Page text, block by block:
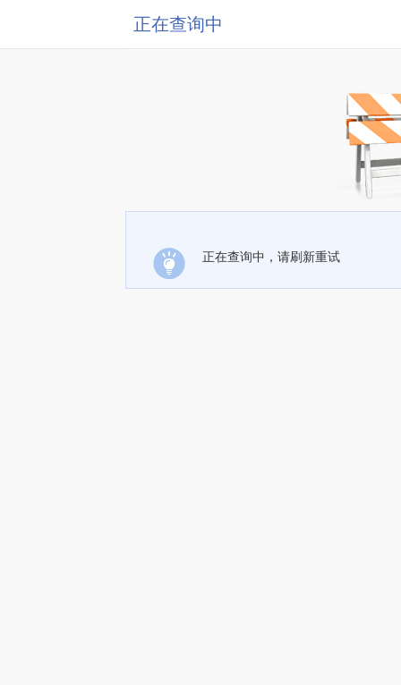
正在查询中
正在查询中，请刷新重试